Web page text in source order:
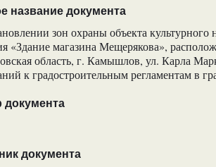
название документа
зон охраны объекта культурного
«Здание магазина Мещерякова»,
область, г. Камышлов, ул. Карла
к градостроительным регламентам в
документа
документа